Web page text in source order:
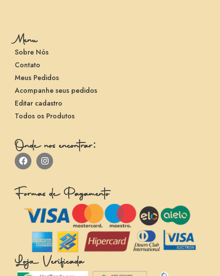
Menu
Sobre Nós
Contato
Meus Pedidos
Acompanhe seus pedidos
Editar cadastro
Todos os Produtos
Onde nos encontrar:
Formas de Pagamento
Loja Verificada